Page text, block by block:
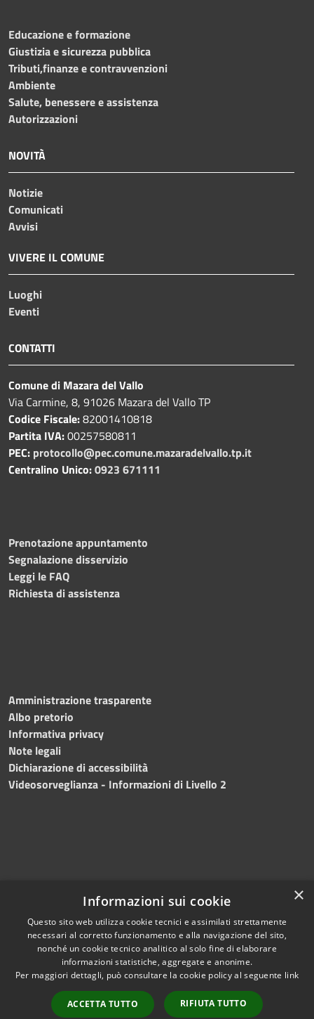
Educazione e formazione
Giustizia e sicurezza pubblica
Tributi,finanze e contravvenzioni
Ambiente
Salute, benessere e assistenza
Autorizzazioni
NOVITÀ
Notizie
Comunicati
Avvisi
VIVERE IL COMUNE
Luoghi
Eventi
CONTATTI
Comune di Mazara del Vallo
Via Carmine, 8, 91026 Mazara del Vallo TP
Codice Fiscale:82001410818
Partita IVA:00257580811
PEC: protocollo@pec.comune.mazaradelvallo.tp.it
Centralino Unico:0923 671111
Prenotazione appuntamento
Segnalazione disservizio
Leggi le FAQ
Richiesta di assistenza
Amministrazione trasparente
Albo pretorio
Informativa privacy
Note legali
Dichiarazione di accessibilità
Videosorveglianza - Informazioni di Livello 2
Accessibilità
Privacy
Mappa del sito
Copyright © 2024 •
Comune di Mazara del
Vallo• Powered
byMunicipium• Redazione
×
Informazioni sui cookie
Questo sito web utilizza cookie tecnici e assimilati strettamente
necessari al corretto funzionamento e alla navigazione del sito,
nonché un cookie tecnico analitico al solo fine di elaborare
informazioni statistiche, aggregate e anonime.
Per maggiori dettagli, può consultare la cookie policy al seguente link
ACCETTA TUTTO RIFIUTA TUTTO